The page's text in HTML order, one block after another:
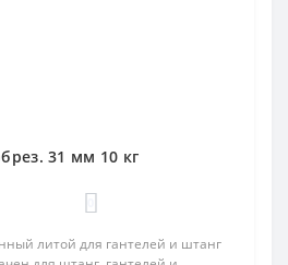
31 мм 10 кг
литой для гантелей и штанг